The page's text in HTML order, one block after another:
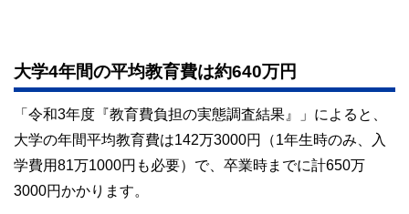
大学4年間の平均教育費は約640万円
「令和3年度『教育費負担の実態調査結果』」によると、
大学の年間平均教育費は142万3000円（1年生時のみ、入
学費用81万1000円も必要）で、卒業時までに計650万
3000円かかります。